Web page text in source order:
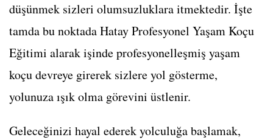
düşünmek sizleri olumsuzluklara itmektedir. İşte
tamda bu noktada Hatay Profesyonel Yaşam Koçu
Eğitimi alarak işinde profesyonelleşmiş yaşam
koçu devreye girerek sizlere yol gösterme,
yolunuza ışık olma görevini üstlenir.
Geleceğinizi hayal ederek yolculuğa başlamak,